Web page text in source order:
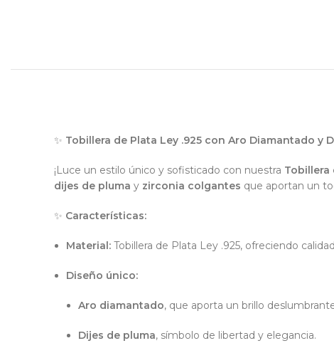
✨ Tobillera de Plata Ley .925 con Aro Diamantado y
¡Luce un estilo único y sofisticado con nuestra Tobillera
dijes de pluma y zirconia colgantes que aportan un
✨ Características:
Material: Tobillera de Plata Ley .925, ofreciendo
Diseño único:
Aro diamantado, que aporta un brillo
Dijes de pluma, símbolo de libertad y elegancia.